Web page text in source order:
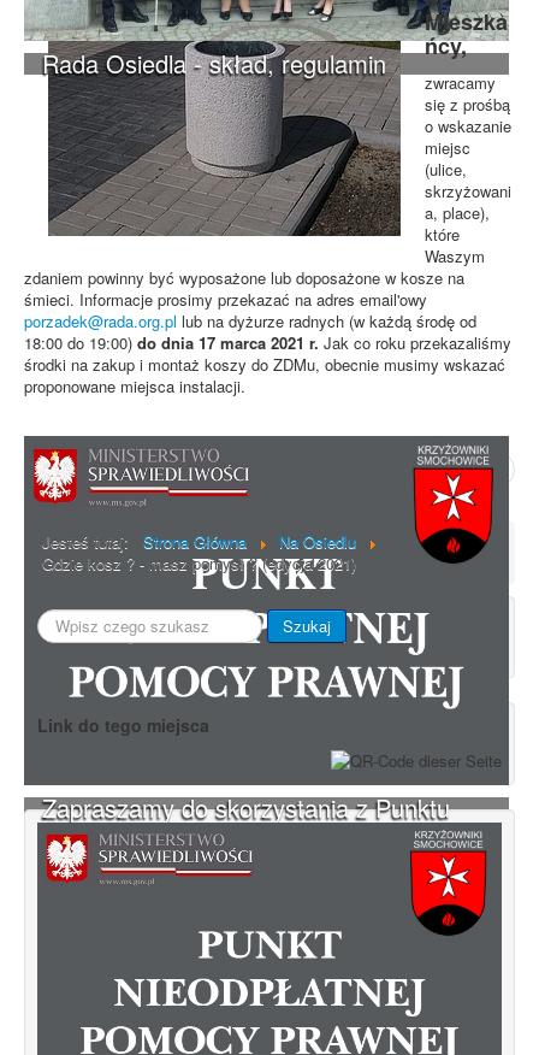
Rada Osiedla - skład, regulamin
Zapraszamy do skorzystania z Punktu
Nieodpłatnej Pomocy Prawnej.
Mieszka
ńcy,
zwracamy
się z prośbą
o wskazanie
miejsc
(ulice,
skrzyżowani
a, place),
które
Waszym
zdaniem powinny być wyposażone lub doposażone w kosze na
śmieci. Informacje prosimy przekazać na adres email'owy
porzadek@rada.org.pl lub na dyżurze radnych (w każdą środę od
18:00 do 19:00) do dnia 17 marca 2021 r. Jak co roku przekazaliśmy
środki na zakup i montaż koszy do ZDMu, obecnie musimy wskazać
proponowane miejsca instalacji.
Poprzedni artykuł Następny artykuł
Jesteś tutaj: Strona Główna
Na Osiedlu
Gdzie kosz ? - masz pomysł ? (edycja 2021)
Szukaj... Szukaj
Link do tego miejsca